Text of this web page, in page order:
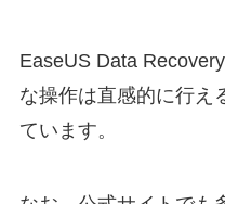
EaseUS Data
な操作は直感的に行え
ています。